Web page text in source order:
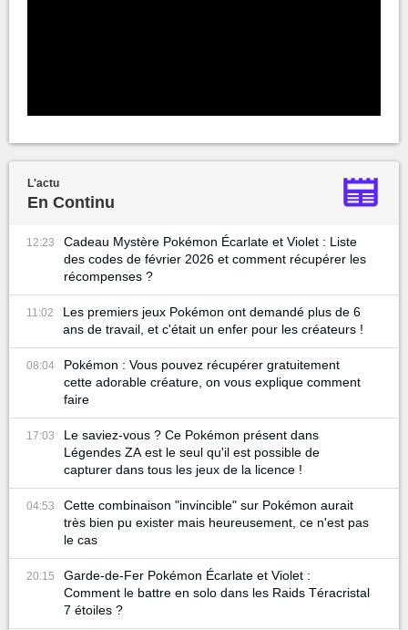
L'actu
En Continu
12:23
Cadeau Mystère Pokémon Écarlate et Violet : Liste
des codes de février 2026 et comment récupérer les
récompenses ?
11:02
Les premiers jeux Pokémon ont demandé plus de 6
ans de travail, et c'était un enfer pour les créateurs !
08:04
Pokémon : Vous pouvez récupérer gratuitement
cette adorable créature, on vous explique comment
faire
17:03
Le saviez-vous ? Ce Pokémon présent dans
Légendes ZA est le seul qu'il est possible de
capturer dans tous les jeux de la licence !
04:53
Cette combinaison "invincible" sur Pokémon aurait
très bien pu exister mais heureusement, ce n'est pas
le cas
20:15
Garde-de-Fer Pokémon Écarlate et Violet :
Comment le battre en solo dans les Raids Téracristal
7 étoiles ?